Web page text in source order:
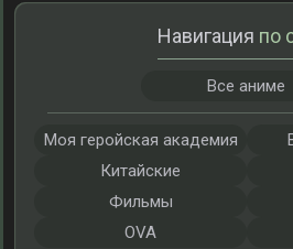
Навигация по
Все аниме
Моя геройская академия
Китайские
Фильмы
OVA